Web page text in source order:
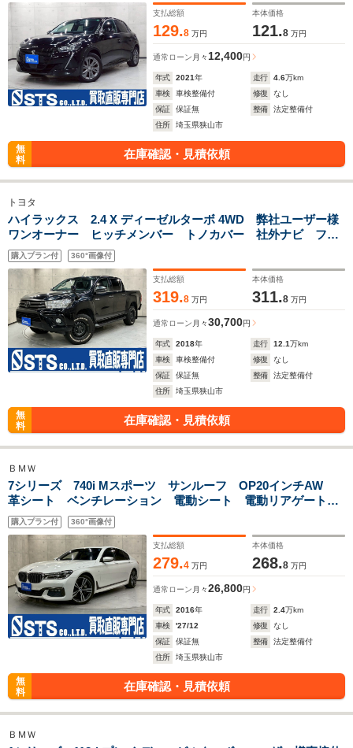
支払総額
129.8 万円
本体価格
121.8 万円
通常ローン 月々 12,400円
年式 2021年 走行 4.6万km
車検
車検整備付 修復
なし
保証
保証無 整備
法定整備付
住所
埼玉県狭山市
無
料
在庫確認・見積依頼
トヨタ
ハイラックス 2.4 X ディーゼルターボ 4WD 弊社ユーザー様
ワンオーナー ヒッチメンバー トノカバー 社外ナビ フル
セグTV BT接続 バックモニター デジタルインナー 純正
ホイル ホワイトレタータイヤ ドラレコ リモコンキー ス
ペアキー ETC
購入プラン付 360°画像付
支払総額
319.8 万円
本体価格
311.8 万円
通常ローン 月々30,700円
年式 2018年 走行 12.1万km
車検
車検整備付 修復
なし
保証
保証無 整備
法定整備付
住所
埼玉県狭山市
無
料
在庫確認・見積依頼
ＢＭＷ
7シリーズ 740i Mスポーツ サンルーフ OP20インチAW
革シート ベンチレーション 電動シート 電動リアゲート
純正ナビ フルセグTV BT接続 全周囲カメラ ハーマンカ
ードン インテリジェントセーフティ スペアキー ETC
購入プラン付 360°画像付
支払総額
279.4 万円
本体価格
268.8 万円
通常ローン 月々26,800円
年式 2016年 走行 2.4万km
車検
'27/12 修復
なし
保証
保証無 整備
法定整備付
住所
埼玉県狭山市
無
料
在庫確認・見積依頼
ＢＭＷ